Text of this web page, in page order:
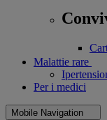
Malattie rare
Per i medici
Mobile Navigation